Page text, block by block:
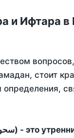
и Ифтара в
стоит